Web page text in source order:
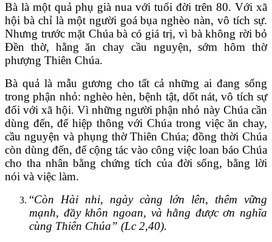
Bà là một quả phụ già nua với tuổi đời trên 80. Với xã
hội bà chỉ là một người goá bụa nghèo nàn, vô tích sự.
Nhưng trước mặt Chúa bà có giá trị, vì bà không rời bỏ
Đền thờ, hằng ăn chay cầu nguyện, sớm hôm thờ
phượng Thiên Chúa.
Bà quả là mẫu gương cho tất cả những ai đang sống
trong phận nhỏ: nghèo hèn, bệnh tật, dốt nát, vô tích sự
đối với xã hội. Vì những người phận nhỏ này Chúa cần
dùng đến, để hiệp thông với Chúa trong việc ăn chay,
cầu nguyện và phụng thờ Thiên Chúa; đồng thời Chúa
còn dùng đến, để cộng tác vào công việc loan báo Chúa
cho tha nhân bằng chứng tích của đời sống, bằng lời
nói và việc làm.
“Còn Hài nhi, ngày càng lớn lên, thêm vững
mạnh, đầy khôn ngoan, và hằng được ơn nghĩa
cùng Thiên Chúa” (Lc 2,40).